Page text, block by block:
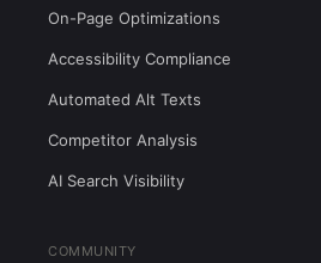
On-Page Optimizations
Accessibility Compliance
Automated Alt Texts
Competitor Analysis
AI Search Visibility
COMMUNITY